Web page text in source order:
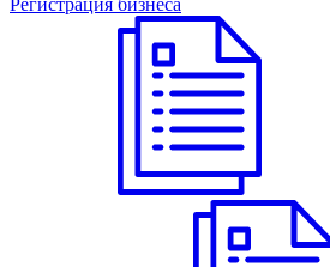
Регистрация бизнеса